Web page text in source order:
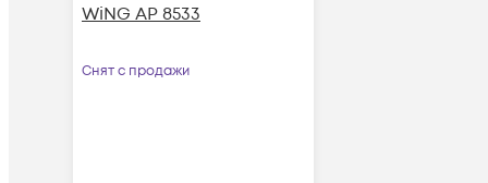
WiNG AP 8533
Снят с продажи